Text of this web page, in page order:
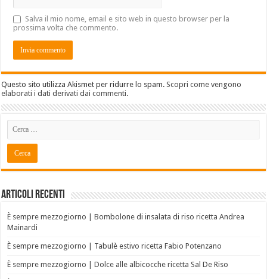
Salva il mio nome, email e sito web in questo browser per la
prossima volta che commento.
Questo sito utilizza Akismet per ridurre lo spam.Scopri come vengono
elaborati i dati derivati dai commenti.
Articoli recenti
È sempre mezzogiorno | Bombolone di insalata di riso ricetta Andrea
Mainardi
È sempre mezzogiorno | Tabulè estivo ricetta Fabio Potenzano
È sempre mezzogiorno | Dolce alle albicocche ricetta Sal De Riso